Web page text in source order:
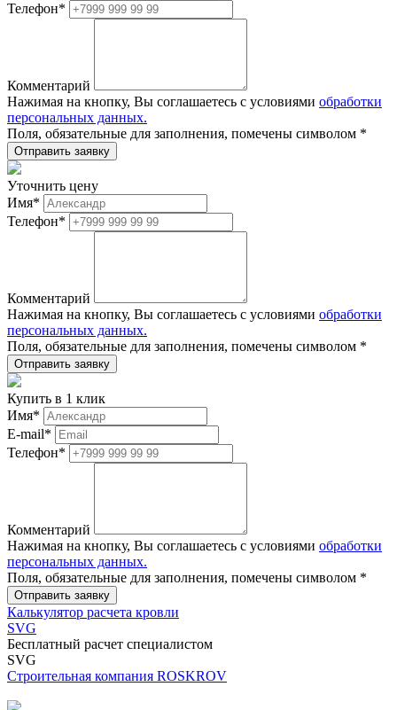
Телефон*
Комментарий
Нажимая на кнопку, Вы соглашаетесь с условиями обработки
персональных данных.
Поля, обязательные для заполнения, помечены символом *
Уточнить цену
Имя*
Телефон*
Комментарий
Нажимая на кнопку, Вы соглашаетесь с условиями обработки
персональных данных.
Поля, обязательные для заполнения, помечены символом *
Купить в 1 клик
Имя*
E-mail*
Телефон*
Комментарий
Нажимая на кнопку, Вы соглашаетесь с условиями обработки
персональных данных.
Поля, обязательные для заполнения, помечены символом *
Калькулятор расчета кровли
SVG
Бесплатный расчет специалистом
SVG
Строительная компания ROSKROV